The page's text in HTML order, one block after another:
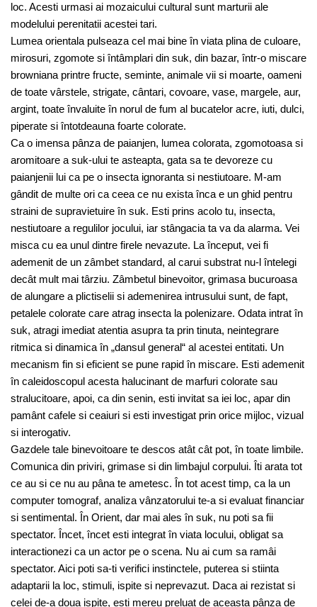
loc. Acesti urmasi ai mozaicului cultural sunt marturii ale
modelului perenitatii acestei tari.
Lumea orientala pulseaza cel mai bine în viata plina de culoare,
mirosuri, zgomote si întâmplari din suk, din bazar, într-o miscare
browniana printre fructe, seminte, animale vii si moarte, oameni
de toate vârstele, strigate, cântari, covoare, vase, margele, aur,
argint, toate învaluite în norul de fum al bucatelor acre, iuti, dulci,
piperate si întotdeauna foarte colorate.
Ca o imensa pânza de paianjen, lumea colorata, zgomotoasa si
aromitoare a suk-ului te asteapta, gata sa te devoreze cu
paianjenii lui ca pe o insecta ignoranta si nestiutoare. M-am
gândit de multe ori ca ceea ce nu exista înca e un ghid pentru
straini de supravietuire în suk. Esti prins acolo tu, insecta,
nestiutoare a regulilor jocului, iar stângacia ta va da alarma. Vei
misca cu ea unul dintre firele nevazute. La început, vei fi
ademenit de un zâmbet standard, al carui substrat nu-l întelegi
decât mult mai târziu. Zâmbetul binevoitor, grimasa bucuroasa
de alungare a plictiselii si ademenirea intrusului sunt, de fapt,
petalele colorate care atrag insecta la polenizare. Odata intrat în
suk, atragi imediat atentia asupra ta prin tinuta, neintegrare
ritmica si dinamica în „dansul general“ al acestei entitati. Un
mecanism fin si eficient se pune rapid în miscare. Esti ademenit
în caleidoscopul acesta halucinant de marfuri colorate sau
stralucitoare, apoi, ca din senin, esti invitat sa iei loc, apar din
pamânt cafele si ceaiuri si esti investigat prin orice mijloc, vizual
si interogativ.
Gazdele tale binevoitoare te descos atât cât pot, în toate limbile.
Comunica din priviri, grimase si din limbajul corpului. Îti arata tot
ce au si ce nu au pâna te ametesc. În tot acest timp, ca la un
computer tomograf, analiza vânzatorului te-a si evaluat financiar
si sentimental. În Orient, dar mai ales în suk, nu poti sa fii
spectator. Încet, încet esti integrat în viata locului, obligat sa
interactionezi ca un actor pe o scena. Nu ai cum sa ramâi
spectator. Aici poti sa-ti verifici instinctele, puterea si stiinta
adaptarii la loc, stimuli, ispite si neprevazut. Daca ai rezistat si
celei de-a doua ispite, esti mereu preluat de aceasta pânza de